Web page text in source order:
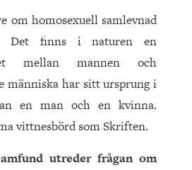
om homosexuell samlevnad
Det finns i naturen en
mellan mannen och
människa har sitt ursprung i
en man och en kvinna.
vittnesbörd som Skriften.
utreder frågan om